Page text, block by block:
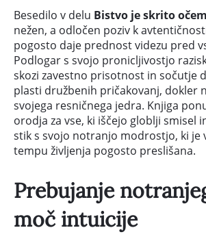
Besedilo v delu Bistvo je skrito očem
nežen, a odločen poziv k
pogosto daje prednost videzu pred
Podlogar s svojo pronicljivostjo
skozi zavestno prisotnost in sočutje
plasti družbenih pričakovanj, dokler
svojega resničnega jedra. Knjiga
orodja za vse, ki iščejo globlji smisel
stik s svojo notranjo modrostjo, ki je
tempu življenja pogosto preslišana.
Prebujanje
moč intuicije